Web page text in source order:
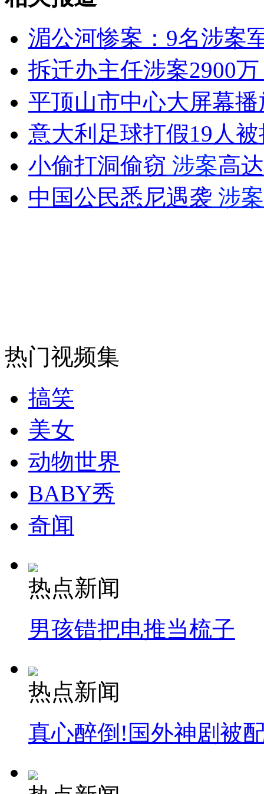
安徽一实载49人客车翻车
走！跟着总书记去植树
消防员救轻生者 花炮节热闹非凡 减压"枕头大战"
纽约上演“枕头大战”
湄公河惨案：9名涉案
拆迁办主任涉案2900
平顶山市中心大屏幕
意大利足球打假19人
小偷打洞偷窃 涉案高
中国公民悉尼遇袭 涉案
热门视频集
搞笑
美女
动物世界
BABY秀
奇闻
热点新闻
男孩错把电推当梳子
热点新闻
真心醉倒!国外神剧被